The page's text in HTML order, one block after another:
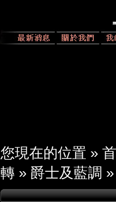
您現在的位置 »
轉 » 爵士及藍調